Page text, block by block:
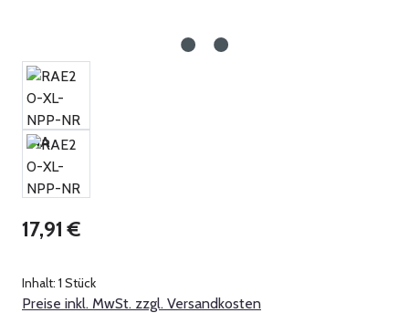
Regulärer Preis:
17,91 €
Inhalt: 1 Stück
Preise inkl. MwSt. zzgl. Versandkosten